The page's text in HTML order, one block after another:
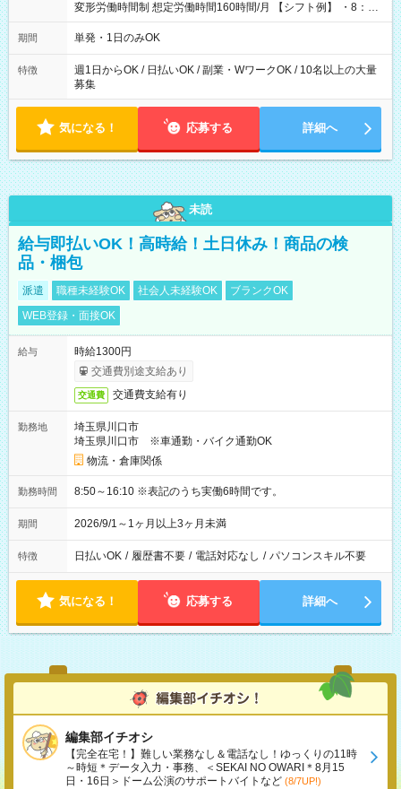
変形労働時間制 想定労働時間160時間/月 【シフト例】 ・8：00
～21：00
期間 単発・1日のみOK
特徴
週1日からOK / 日払いOK / 副業・WワークOK / 10名以上の大量
募集
気になる！ 応募する 詳細へ
未読
給与即払いOK！高時給！土日休み！商品の検
品・梱包
派遣 職種未経験OK 社会人未経験OK
ブランクOK
WEB登録・面接OK
給与
時給1300円
交通費別途支給あり
交通費 交通費支給有り
勤務地
埼玉県川口市
埼玉県川口市 ※車通勤・バイク通勤OK
物流・倉庫関係
勤務時間 8:50～16:10 ※表記のうち実働6時間です。
期間 2026/9/1～1ヶ月以上3ヶ月未満
特徴 日払いOK / 履歴書不要 / 電話対応なし / パソコンスキル不要
気になる！ 応募する 詳細へ
編集部イチオシ
【完全在宅！】難しい業務なし＆電話なし！ゆっくりの11時
～時短＊データ入力・事務、＜SEKAI NO OWARI＊8月15
日・16日＞ドーム公演のサポートバイトなど (8/7UP!)